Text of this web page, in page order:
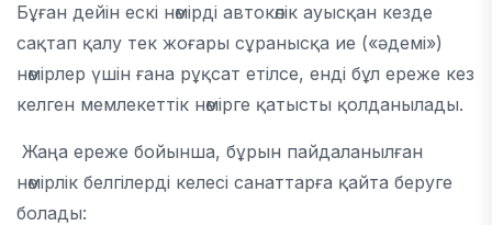
Бұған дейін ескі нөмірді автокөлік ауысқан кезде
сақтап қалу тек жоғары сұранысқа ие («әдемі»)
нөмірлер үшін ғана рұқсат етілсе, енді бұл ереже кез
келген мемлекеттік нөмірге қатысты қолданылады.
Жаңа ереже бойынша, бұрын пайдаланылған
нөмірлік белгілерді келесі санаттарға қайта беруге
болады: